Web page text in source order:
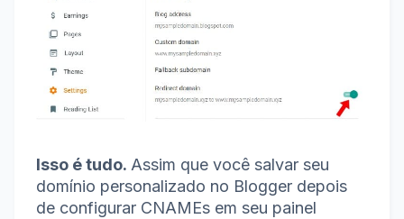
Isso é tudo. Assim que você salvar seu
domínio personalizado no Blogger depois
de configurar CNAMEs em seu painel